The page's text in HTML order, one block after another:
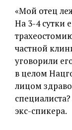
«Мой отец
На 3-4 сутки
частной
уговорили
в целом
лицом
экс-спикера.